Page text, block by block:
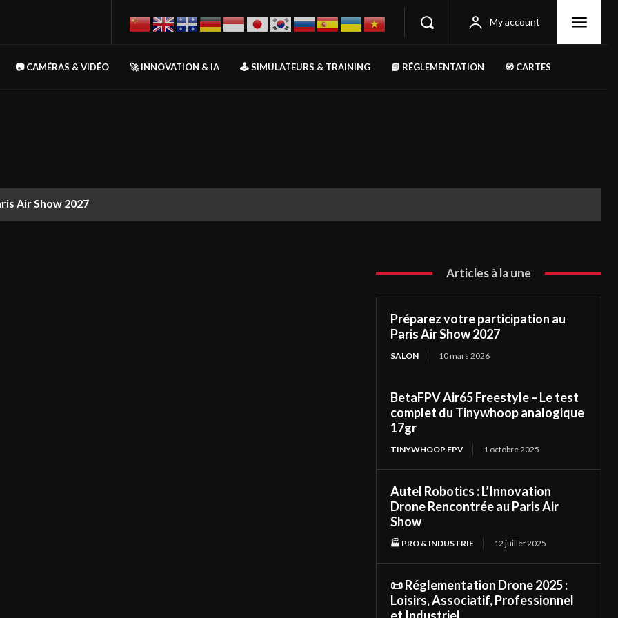
My account
📷 CAMÉRAS & VIDÉO 🚀 INNOVATION & IA 🕹️ SIMULATEURS & TRAINING 📘 RÉGLEMENTATION 🧭 CARTES
Air Show 2027
Articles à la une
Préparez votre participation au
Paris Air Show 2027
SALON 10 mars 2026
BetaFPV Air65 Freestyle – Le test
complet du Tinywhoop analogique
17gr
TINYWHOOP FPV 1 octobre 2025
Autel Robotics : L’Innovation
Drone Rencontrée au Paris Air
Show
🏭 PRO & INDUSTRIE 12 juillet 2025
📜 Réglementation Drone 2025 :
Loisirs, Associatif, Professionnel